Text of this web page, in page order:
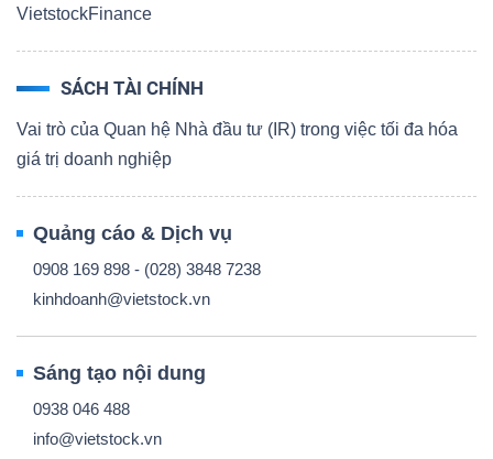
VietstockFinance
SÁCH TÀI CHÍNH
Vai trò của Quan hệ Nhà đầu tư (IR) trong việc tối đa hóa
giá trị doanh nghiệp
Quảng cáo & Dịch vụ
0908 169 898 - (028) 3848 7238
kinhdoanh@vietstock.vn
Sáng tạo nội dung
0938 046 488
info@vietstock.vn